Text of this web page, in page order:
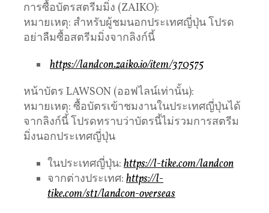
การซื้อบัตรสตรีมมิ่ง (ZAIKO):
หมายเหตุ: สำหรับผู้ชมนอกประเทศญี่ปุ่น โปรด
อย่าลืมซื้อสตรีมมิ่งจากลิงก์นี้
https://landcon.zaiko.io/item/370575
หน้าบัตร LAWSON (ออฟไลน์เท่านั้น):
หมายเหตุ: ซื้อบัตรเข้าชมงานในประเทศญี่ปุ่นได้
จากลิงก์นี้ โปรดทราบว่าบัตรนี้ไม่รวมการสตรีม
มิ่งนอกประเทศญี่ปุ่น
ในประเทศญี่ปุ่น: https://l-tike.com/landcon
จากต่างประเทศ: https://l-
tike.com/st1/landcon-overseas